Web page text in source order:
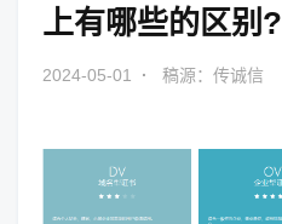
上有哪些的区别?
2024-05-01 · 稿源：传诚信